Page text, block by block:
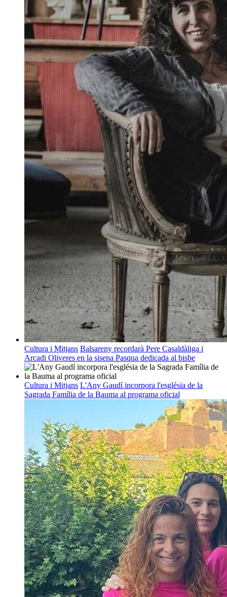
Cultura i Mitjans Balsareny recordarà Pere Casaldàliga i
Arcadi Oliveres en la sisena Pasqua dedicada al bisbe
Cultura i Mitjans L'Any Gaudí incorpora l'església de la
Sagrada Família de la Bauma al programa oficial